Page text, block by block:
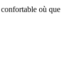
où que